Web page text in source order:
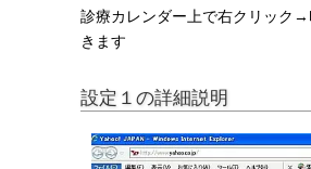
診療カレンダー上で右クリック
きます
設定１の詳細説明